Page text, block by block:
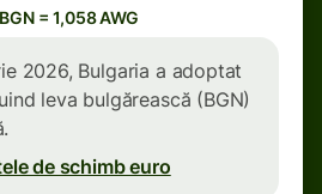
= 1,058 AWG
2026, Bulgaria a adoptat
leva bulgărească (BGN)
de schimb euro